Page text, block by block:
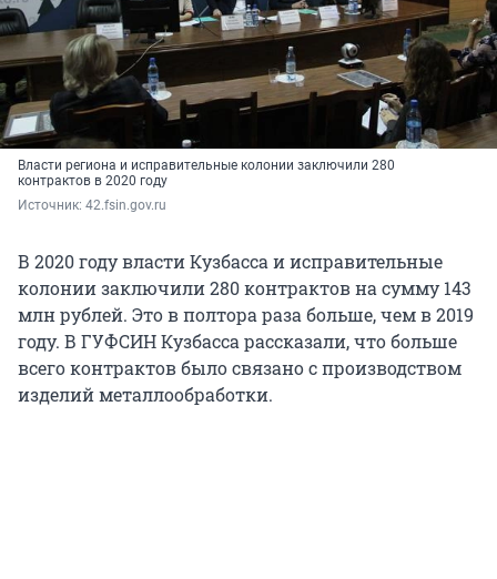
Власти региона и исправительные колонии заключили 280
контрактов в 2020 году
Источник: 42.fsin.gov.ru
В 2020 году власти Кузбасса и исправительные
колонии заключили 280 контрактов на сумму 143
млн рублей. Это в полтора раза больше, чем в 2019
году. В ГУФСИН Кузбасса рассказали, что больше
всего контрактов было связано с производством
изделий металлообработки.